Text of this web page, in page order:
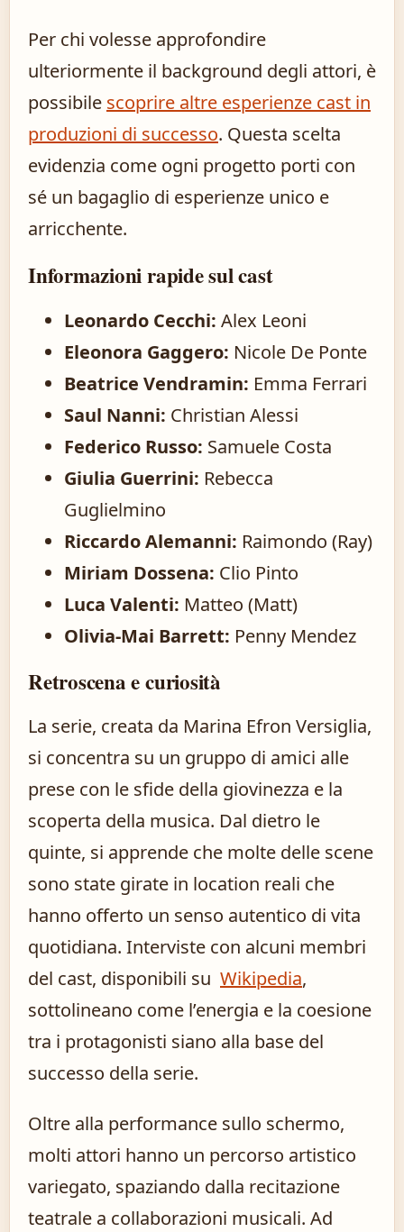
Per chi volesse approfondire
ulteriormente il background degli attori, è
possibile scoprire altre esperienze cast in
produzioni di successo. Questa scelta
evidenzia come ogni progetto porti con
sé un bagaglio di esperienze unico e
arricchente.
Informazioni rapide sul cast
Leonardo Cecchi: Alex Leoni
Eleonora Gaggero: Nicole De Ponte
Beatrice Vendramin: Emma Ferrari
Saul Nanni: Christian Alessi
Federico Russo: Samuele Costa
Giulia Guerrini: Rebecca
Guglielmino
Riccardo Alemanni: Raimondo (Ray)
Miriam Dossena: Clio Pinto
Luca Valenti: Matteo (Matt)
Olivia-Mai Barrett: Penny Mendez
Retroscena e curiosità
La serie, creata da Marina Efron Versiglia,
si concentra su un gruppo di amici alle
prese con le sfide della giovinezza e la
scoperta della musica. Dal dietro le
quinte, si apprende che molte delle scene
sono state girate in location reali che
hanno offerto un senso autentico di vita
quotidiana. Interviste con alcuni membri
del cast, disponibili su Wikipedia,
sottolineano come l’energia e la coesione
tra i protagonisti siano alla base del
successo della serie.
Oltre alla performance sullo schermo,
molti attori hanno un percorso artistico
variegato, spaziando dalla recitazione
teatrale a collaborazioni musicali. Ad